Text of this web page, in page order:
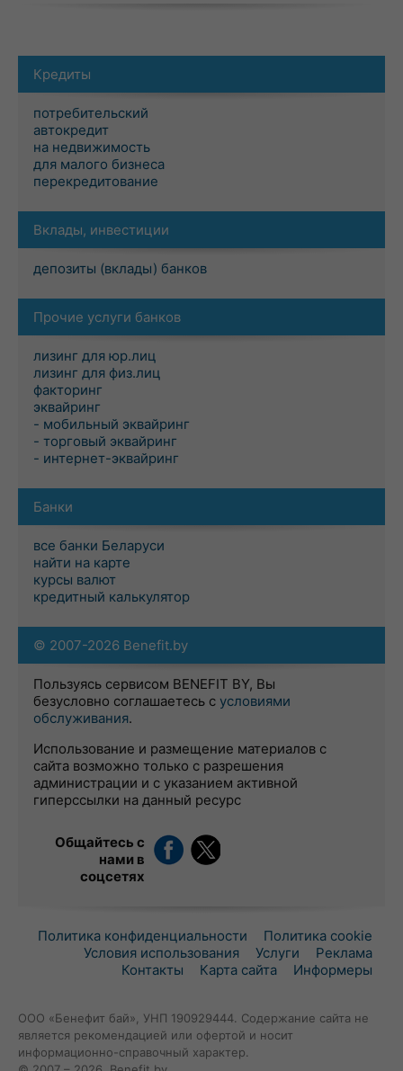
Кредиты
потребительский
автокредит
на недвижимость
для малого бизнеса
перекредитование
Вклады, инвестиции
депозиты (вклады) банков
Прочие услуги банков
лизинг для юр.лиц
лизинг для физ.лиц
факторинг
эквайринг
- мобильный эквайринг
- торговый эквайринг
- интернет-эквайринг
Банки
все банки Беларуси
найти на карте
курсы валют
кредитный калькулятор
© 2007-2026 Benefit.by
Пользуясь сервисом BENEFIT BY, Вы
безусловно соглашаетесь с условиями
обслуживания.
Использование и размещение материалов с
сайта возможно только с разрешения
администрации и с указанием активной
гиперссылки на данный ресурс
Общайтесь с
нами в
соцсетях
Политика конфиденциальности
Политика cookie
Условия использования
Услуги
Реклама
Контакты
Карта сайта Информеры
ООО «Бенефит бай», УНП 190929444. Содержание сайта не
является рекомендацией или офертой и носит
информационно-справочный характер.